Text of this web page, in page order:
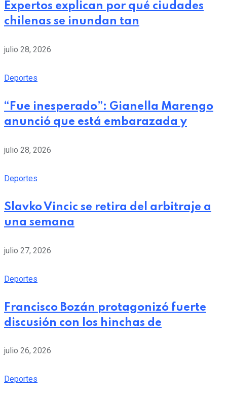
Expertos explican por qué ciudades
chilenas se inundan tan
julio 28, 2026
Deportes
“Fue inesperado”: Gianella Marengo
anunció que está embarazada y
julio 28, 2026
Deportes
Slavko Vincic se retira del arbitraje a
una semana
julio 27, 2026
Deportes
Francisco Bozán protagonizó fuerte
discusión con los hinchas de
julio 26, 2026
Deportes